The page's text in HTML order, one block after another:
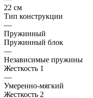
22 см
Тип конструкции
—
Пружинный
Пружинный блок
—
Независимые пружины
Жесткость 1
—
Умеренно-мягкий
Жесткость 2